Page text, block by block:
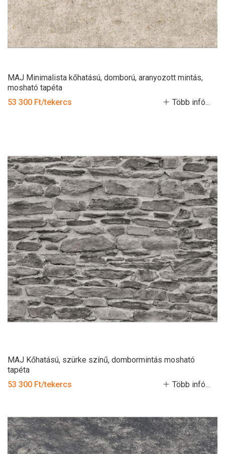
MAJ Minimalista kőhatású, domború, aranyozott mintás,
mosható tapéta
53 300 Ft/tekercs
Több infó...
MAJ Kőhatású, szürke színű, dombormintás mosható
tapéta
53 300 Ft/tekercs
Több infó...